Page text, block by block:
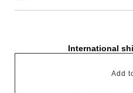
International
Add